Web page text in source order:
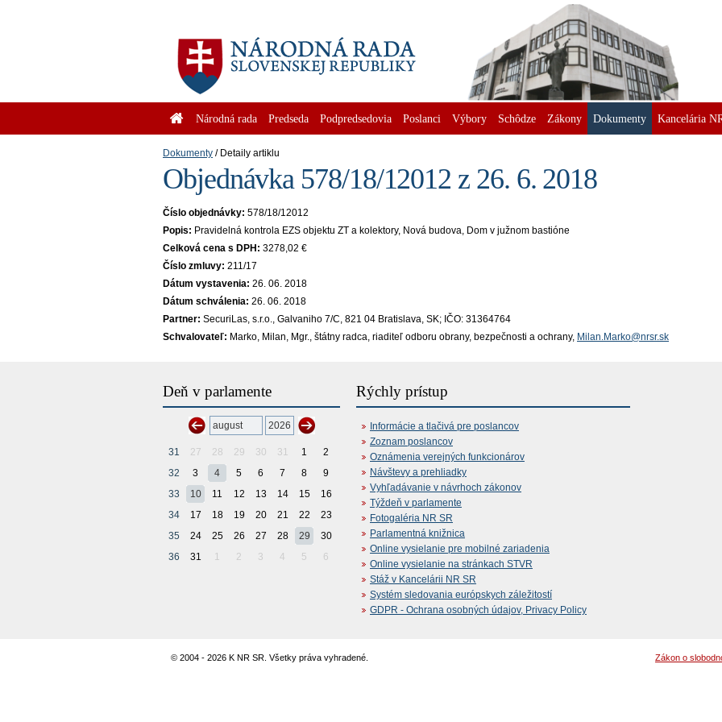
Národná rada Predseda Podpredsedovia Poslanci Výbory Schôdze Zákony Dokumenty Kancelária
Dokumenty Detaily artiklu
Objednávka 578/18/12012 z 26. 6. 2018
Číslo objednávky: 578/18/12012
Popis: Pravidelná kontrola EZS objektu ZT a kolektory, Nová budova, Dom v južnom bastióne
Celková cena s DPH: 3278,02 €
Číslo zmluvy: 211/17
Dátum vystavenia: 26. 06. 2018
Dátum schválenia: 26. 06. 2018
Partner: SecuriLas, s.r.o., Galvaniho 7/C, 821 04 Bratislava, SK; IČO: 31364764
Schvalovateľ: Marko, Milan, Mgr., štátny radca, riaditeľ odboru obrany, bezpečnosti a ochrany, Milan.Marko@nrsr.sk
Deň v parlamente
31 27 28 29 30 31 1
2
32
3 4 5 6 7 8
9
33
10 11 12 13 14 15
16
34
17 18 19 20 21 22
23
35
24 25 26 27 28 29
30
36
31 1 2 3 4 5 6
Rýchly prístup
Informácie a tlačivá pre poslancov
Zoznam poslancov
Oznámenia verejných funkcionárov
Návštevy a prehliadky
Vyhľadávanie v návrhoch zákonov
Týždeň v parlamente
Fotogaléria NR SR
Parlamentná knižnica
Online vysielanie pre mobilné zariadenia
Online vysielanie na stránkach STVR
Stáž v Kancelárii NR SR
Systém sledovania európskych záležitostí
GDPR - Ochrana osobných údajov, Privacy Policy
© 2004 - 2026 K NR SR. Všetky práva vyhradené. Zákon o